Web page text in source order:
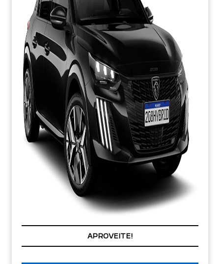
CONDIÇÃO IMPERDÍVEL